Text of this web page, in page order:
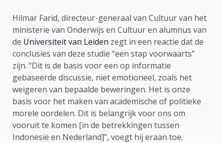
Hilmar Farid, directeur-generaal van Cultuur van het
ministerie van Onderwijs en Cultuur en alumnus van
de Universiteit van Leiden zegt in een reactie dat de
conclusies van deze studie “een stap voorwaarts”
zijn. “Dit is de basis voor een op informatie
gebaseerde discussie, niet emotioneel, zoals het
weigeren van bepaalde beweringen. Het is onze
basis voor het maken van academische of politieke
morele oordelen. Dit is belangrijk voor ons om
vooruit te komen [in de betrekkingen tussen
Indonesië en Nederland]”, voegt hij eraan toe.